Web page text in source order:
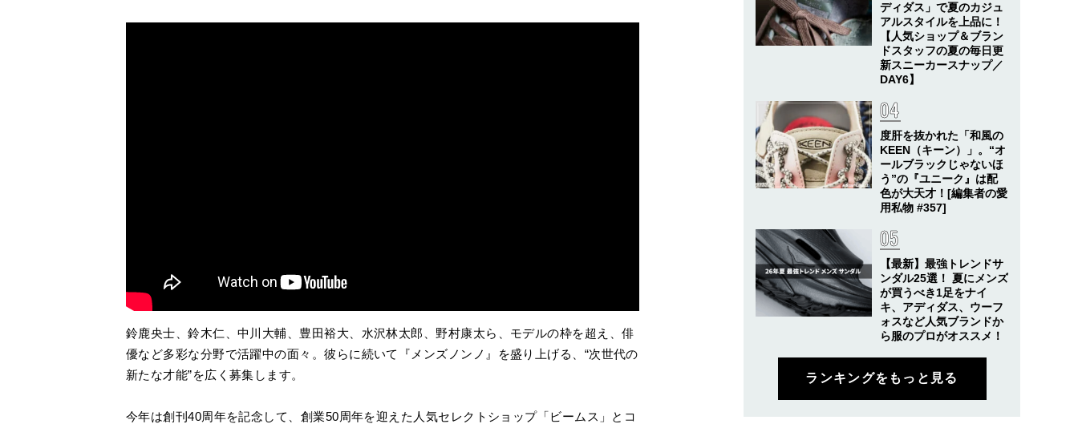
鈴鹿央士、鈴木仁、中川大輔、豊田裕大、水沢林太郎、野村康太ら、モデルの枠を超え、俳
優など多彩な分野で活躍中の面々。彼らに続いて『メンズノンノ』を盛り上げる、“次世代の
新たな才能”を広く募集します。
今年は創刊40周年を記念して、創業50周年を迎えた人気セレクトショップ「ビームス」とコ
ディダス」で夏のカジュ
アルスタイルを上品に！
【人気ショップ＆ブラン
ドスタッフの夏の毎日更
新スニーカースナップ／
DAY6】
度肝を抜かれた「和風の
KEEN（キーン）」。“オ
ールブラックじゃないほ
う”の『ユニーク』は配
色が大天才！[編集者の愛
用私物 #357]
【最新】最強トレンドサ
ンダル25選！ 夏にメンズ
が買うべき1足をナイ
キ、アディダス、ウーフ
ォスなど人気ブランドか
ら服のプロがオススメ！
ランキングをもっと見る